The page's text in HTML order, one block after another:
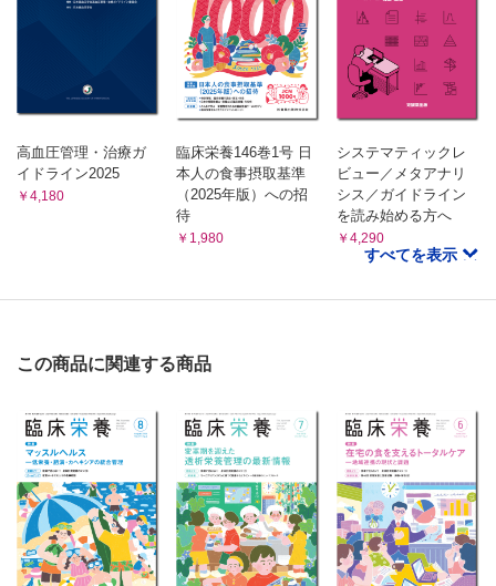
第94回日本内分泌学会学術総会・他
高血圧管理・治療ガ
イドライン2025
￥4,180
臨床栄養146巻1号 日
本人の食事摂取基準
（2025年版）への招
待
￥1,980
システマティックレ
ビュー／メタアナリ
シス／ガイドライン
を読み始める方へ
￥4,290
すべてを表示
この商品に関連する商品